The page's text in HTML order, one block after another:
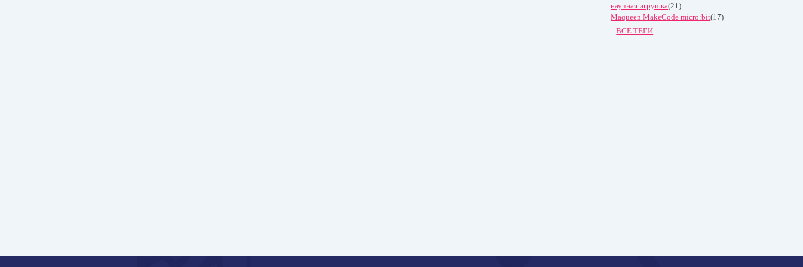
научная игрушка(21)
Maqueen MakeCode micro:bit(17)
ВСЕ ТЕГИ